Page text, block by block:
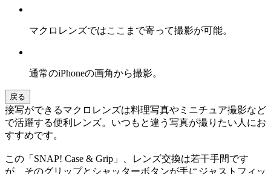
マクロレンズではここまで寄って撮影が可能。
通常のiPhoneの画角から撮影。
戻る
接写ができるマクロレンズは料理写真やミニチュア撮影など
で活躍する便利レンズ。いつもと違う写真が撮りたい人にお
すすめです。
この「SNAP! Case & Grip」、レンズ交換は若干手間です
が、そのグリップとシャッターボタンが手にジャストフィッ